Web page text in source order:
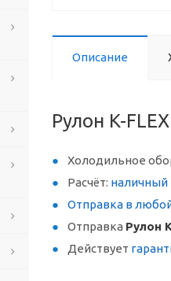
Описание
Рулон K-
Холодильное
Расчёт: наличный
Отправка в
Отправка Рулон
Действует